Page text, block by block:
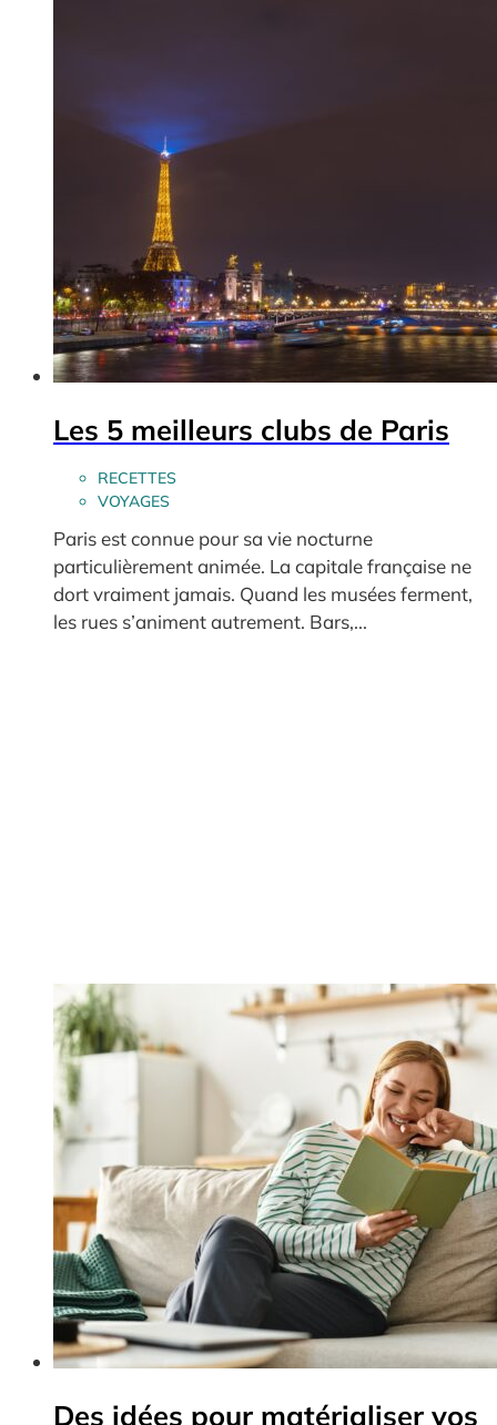
Les 5 meilleurs clubs de Paris
RECETTES
VOYAGES
Paris est connue pour sa vie nocturne
particulièrement animée. La capitale française ne
dort vraiment jamais. Quand les musées ferment,
les rues s’animent autrement. Bars,...
Des idées pour matérialiser vos